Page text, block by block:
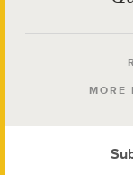
MORE